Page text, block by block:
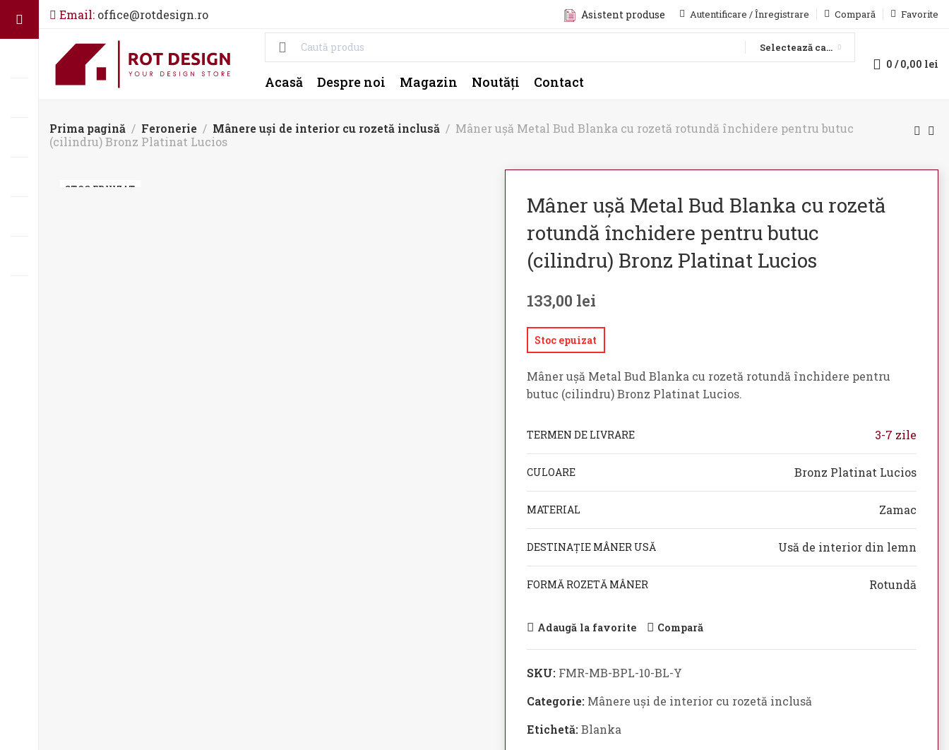
Email: office@rotdesign.ro Asistent produse Autentificare / Înregistrare Compară Favorite
Selectează categoria
Acasă Despre noi Magazin Noutăți Contact
0 / 0,00 lei
Prima pagină Feronerie Mânere uși de interior cu rozetă inclusă
Mâner ușă Metal Bud Blanka cu rozetă rotundă închidere pentru butuc
(cilindru) Bronz Platinat Lucios
STOC EPUIZAT
Mâner ușă Metal Bud Blanka cu rozetă
rotundă închidere pentru butuc
(cilindru) Bronz Platinat Lucios
133,00 lei
Stoc epuizat
Mâner ușă Metal Bud Blanka cu rozetă rotundă închidere pentru
butuc (cilindru) Bronz Platinat Lucios.
TERMEN DE LIVRARE 3-7 zile
CULOARE Bronz Platinat Lucios
MATERIAL Zamac
DESTINAȚIE MÂNER USĂ Usă de interior din lemn
FORMĂ ROZETĂ MÂNER Rotundă
Adaugă la favorite Compară
SKU: FMR-MB-BPL-10-BL-Y
Categorie: Mânere uși de interior cu rozetă inclusă
Etichetă:Blanka